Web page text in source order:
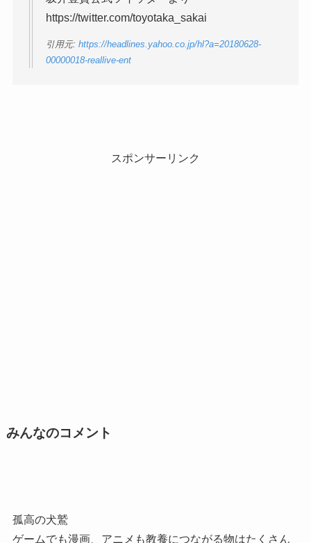
https://twitter.com/toyotaka_sakai
引用元: https://headlines.yahoo.co.jp/hl?a=20180628-
00000018-reallive-ent
スポンサーリンク
みんなのコメント
孤高の犬鷲
ゲームでも漫画、アニメも教養につながる物はたくさん